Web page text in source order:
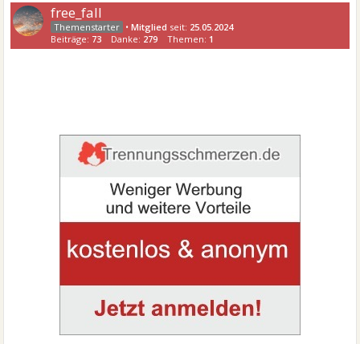
free_fall
•Mitglied seit: 25.05.2024
Beiträge: 73 Danke: 279 Themen: 1